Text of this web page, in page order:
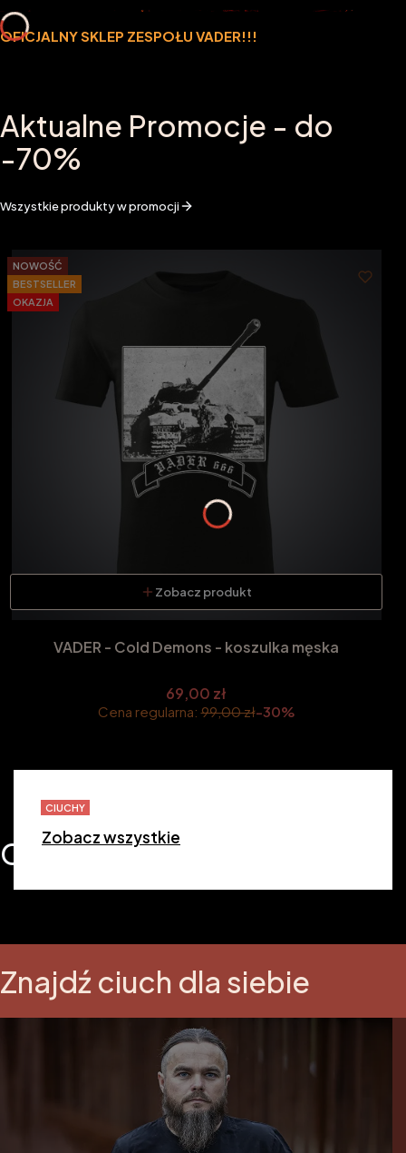
OFICJALNY SKLEP ZESPOŁU VADER!!!
Aktualne Promocje - do
-70%
Wszystkie produkty w promocji
OKAZJA
BESTSELLER
NOWOŚĆ
Zobacz produkt
VADER - Cold Demons - koszulka męska
69,00 zł
Cena regularna: 99,00 zł-30%
Ciuchy
CIUCHY
Zobacz wszystkie
Znajdź ciuch dla siebie